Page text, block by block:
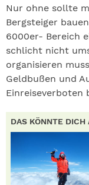
Nur ohne sollte
Bergsteiger
6000er- Bereich
schlicht nicht
organisieren
Geldbußen und
Einreiseverboten
DAS KÖNNTE